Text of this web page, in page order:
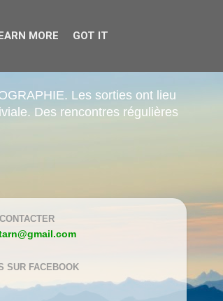
Les sorties ont lieu
Des rencontres régulières
SUR FACEBOOK
MORE GOT IT